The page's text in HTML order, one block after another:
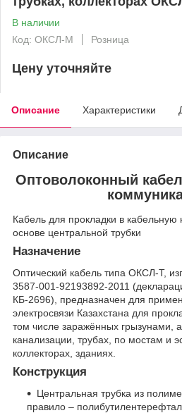
В наличии
Код: ОКСЛ-М
Розница
Цену уточняйте
Описание Характеристики
Описание
Оптоволоконный
Кабель для прокладки в
основе центральной трубки
Назначение
Оптический кабель типа ОКСЛ-Т,
3587-001-92193892-2011
КБ-2696), предназначен для
электросвязи Казахстана для
том числе заражённых грызунами,
канализации, трубах, по мостам и
коллекторах, зданиях.
Конструкция
Центральная трубка из
правило –